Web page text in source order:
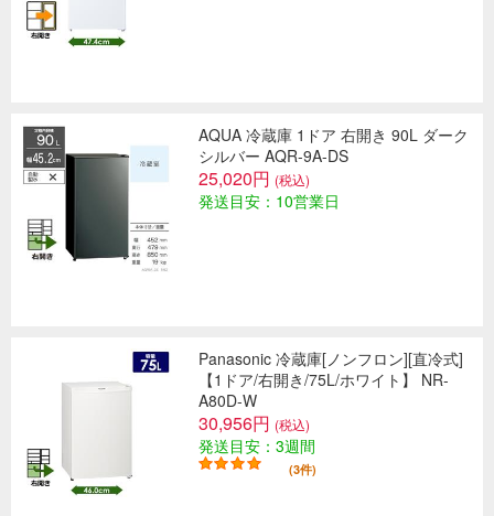
AQUA 冷蔵庫 1ドア 右開き 90L ダーク
シルバー AQR-9A-DS
25,020円 (税込)
発送目安：10営業日
Panasonic 冷蔵庫[ノンフロン][直冷式]
【1ドア/右開き/75L/ホワイト】 NR-
A80D-W
30,956円 (税込)
発送目安：3週間
(3件)